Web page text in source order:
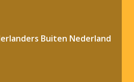
Buiten Nederland